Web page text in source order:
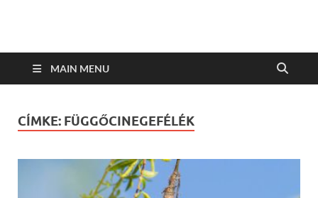
MAIN MENU
CÍMKE: FÜGGŐCINEGEFÉLÉK